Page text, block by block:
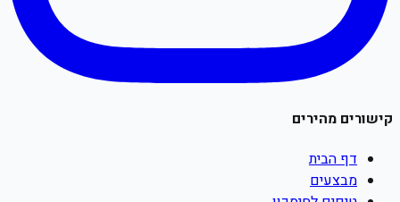
קישורים מהירים
דף הבית
מבצעים